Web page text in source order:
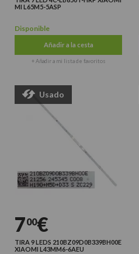
MI L65M5-5ASP
Disponible
Añadir a la cesta
+ Añadir a mi lista de favoritos
Usado
700€
TIRA 9 LEDS 210BZ09D0B339BH00E
XIAOMI L43MM6-6AEU